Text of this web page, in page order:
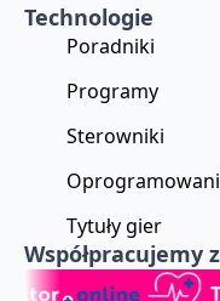
Technologie
Poradniki
Programy
Sterowniki
Tytuły gier
Współpracujemy z